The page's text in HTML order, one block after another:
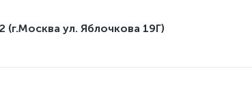
(г.Москва ул. Яблочкова 19Г)